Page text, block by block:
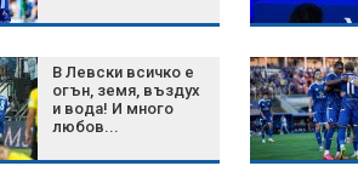
В Левски всичко е
огън, земя, въздух
и вода! И много
любов...